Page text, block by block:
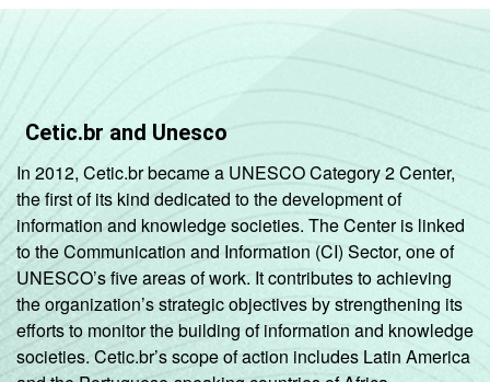
do Ponto BR (2026). Painel TIC 2025:
Cetic.br and Unesco
In 2012, Cetic.br became a UNESCO Category 2 Center,
the first of its kind dedicated to the development of
information and knowledge societies. The Center is linked
to the Communication and Information (CI) Sector, one of
UNESCO’s five areas of work. It contributes to achieving
the organization’s strategic objectives by strengthening its
efforts to monitor the building of information and knowledge
societies. Cetic.br’s scope of action includes Latin America